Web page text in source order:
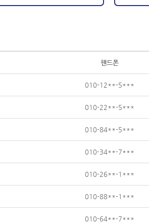
핸드폰
010-12**-5***
010-22**-5***
010-84**-5***
010-34**-7***
010-26**-1***
010-88**-1***
010-64**-7***